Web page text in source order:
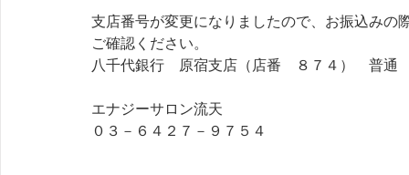
支店番号が変更になりましたので、お振込みの
ご確認ください。
八千代銀行　原宿支店（店番　８７４）　普通
エナジーサロン流天
０３－６４２７－９７５４